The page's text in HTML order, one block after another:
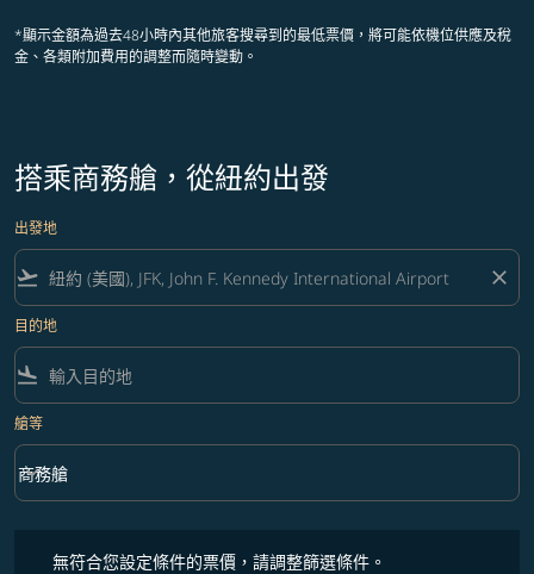
*顯示金額為過去48小時內其他旅客搜尋到的最低票價，將可能依機位供應及稅
金、各類附加費用的調整而隨時變動。
搭乘商務艙，從紐約出發
出發地
flight_takeoff close
目的地
flight_land
艙等
艙等 option 商務艙 Selected
商務艙
keyboard_arrow_down
無符合您設定條件的票價，請調整篩選條件。